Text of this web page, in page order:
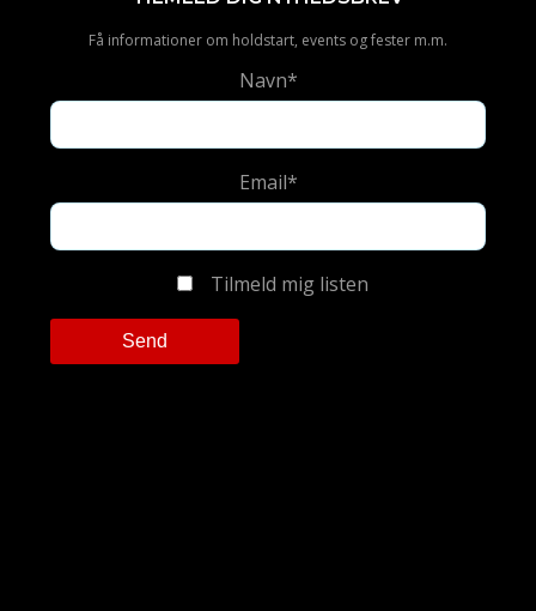
Få informationer om holdstart, events og fester m.m.
Navn*
Email*
Tilmeld mig listen